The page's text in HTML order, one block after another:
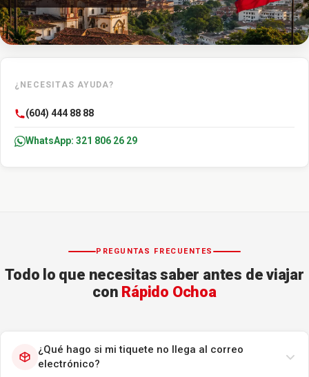
¿NECESITAS AYUDA?
(604) 444 88 88
WhatsApp: 321 806 26 29
PREGUNTAS FRECUENTES
Todo lo que necesitas saber antes de viajar
con Rápido Ochoa
¿Qué hago si mi tiquete no llega al correo
electrónico?